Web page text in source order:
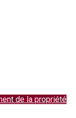
de la propriété